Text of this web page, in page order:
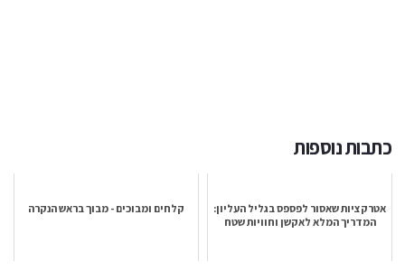
כתבות נוספות
אטרקציות שאסור לפספס בגליל העליון:
המדריך המלא לאקשן וחוויות שטח
קלחים ומבוכים - מבוך בראש הנקרה